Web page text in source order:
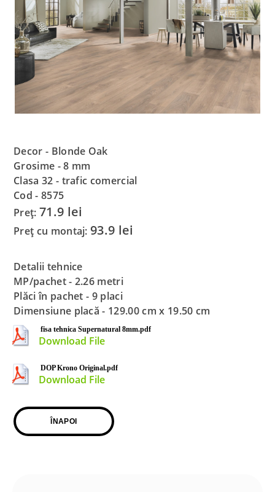
Decor - Blonde Oak
Grosime -8 mm
Clasa 32 - trafic comercial
Cod - 8575
Preț: 71.9 lei
Preț cu montaj:93.9 lei
Detalii tehnice
MP/pachet - 2.26 metri
Plăci în pachet - 9 placi
Dimensiune placă - 129.00 cm x 19.50 cm
fisa tehnica Supernatural 8mm.pdf
Download File
DOP Krono Original.pdf
Download File
ÎNAPOI